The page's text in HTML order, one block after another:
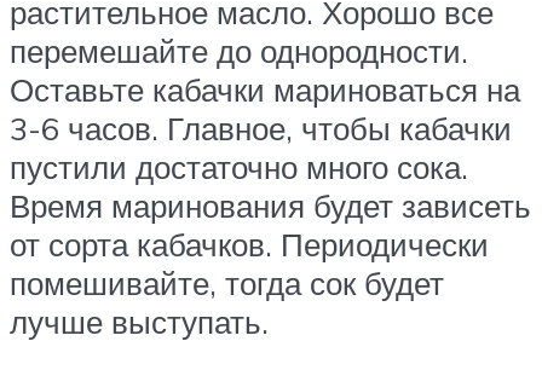
растительное масло. Хорошо все
перемешайте до однородности.
Оставьте кабачки мариноваться на
3-6 часов. Главное, чтобы кабачки
пустили достаточно много сока.
Время маринования будет зависеть
от сорта кабачков. Периодически
помешивайте, тогда сок будет
лучше выступать.